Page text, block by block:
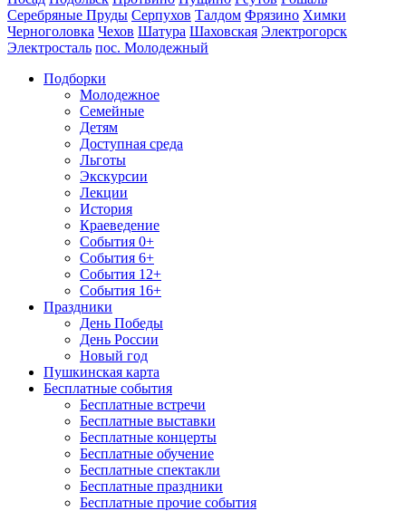
Серебряные Пруды Серпухов Талдом Фрязино Химки
Черноголовка Чехов Шатура Шаховская Электрогорск
Электросталь пос. Молодежный
Подборки
Молодежное
Семейные
Детям
Доступная среда
Льготы
Экскурсии
Лекции
История
Краеведение
События 0+
События 6+
События 12+
События 16+
Праздники
День Победы
День России
Новый год
Пушкинская карта
Бесплатные события
Бесплатные встречи
Бесплатные выставки
Бесплатные концерты
Бесплатные обучение
Бесплатные спектакли
Бесплатные праздники
Бесплатные прочие события